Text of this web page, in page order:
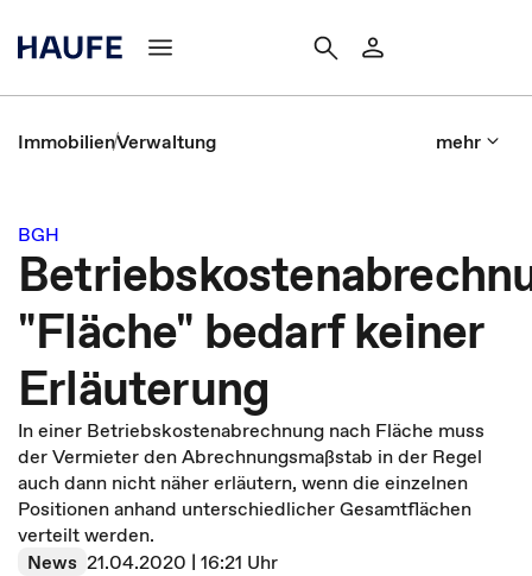
ImmobilienVerwaltung mehr
BGH
"Fläche" bedarf keiner
Erläuterung
In einer Betriebskostenabrechnung nach Fläche muss
der Vermieter den Abrechnungsmaßstab in der Regel
auch dann nicht näher erläutern, wenn die einzelnen
Positionen anhand unterschiedlicher Gesamtflächen
verteilt werden.
News 21.04.2020 | 16:21 Uhr